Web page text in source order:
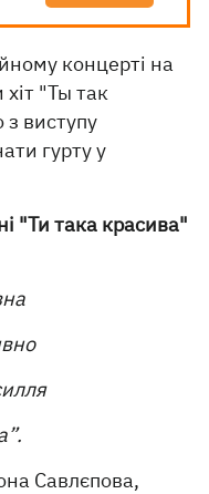
концерті на
хіт "Ты так
з виступу
гурту у
"Ти така красива"
Савлєпова,